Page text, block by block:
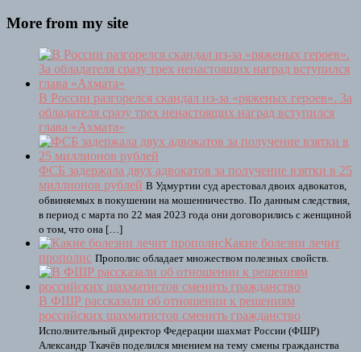
More from my site
В России разгорелся скандал из-за «ряженых героев». За
обладателя сразу трех ненастоящих наград вступился
глава «Ахмата»
ФСБ задержала двух адвокатов за получение взятки в 25
миллионов рублей В Удмуртии суд арестовал двоих адвокатов,
обвиняемых в покушении на мошенничество. По данным следствия,
в период с марта по 22 мая 2023 года они договорились с женщиной
о том, что она […]
Какие болезни лечит
прополис Прополис обладает множеством полезных свойств.
В ФШР рассказали об отношении к решениям
российских шахматистов сменить гражданство
Исполнительный директор Федерации шахмат России (ФШР)
Александр Ткачёв поделился мнением на тему смены гражданства